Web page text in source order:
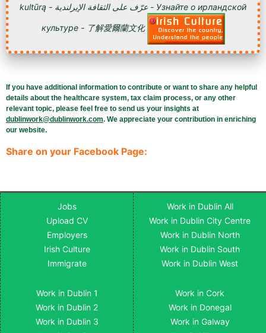
kultūrą - عرّف على الثقافة الإيرلندية - Узнайте о ирландской
культуре - 了解愛爾蘭文化
If you have additional information to contribute or want to share any helpful
details about the healthcare system, tax claim process, or any other
relevant topic, please feel free to send us your insights at
dublinwork@dublinwork.com. We appreciate your contribution in enriching
our website.
Share on your Facebook Page:
Jobs
Upload CV
Employers
Irish Culture
Immigrate
Work in Dublin All
Work in Dublin City Centre
Work in Dublin North
Work in Dublin South
Work in Dublin West
Work in Dublin 1
Work in Dublin 2
Work in Dublin 3
Work in Cork
Work in Donegal
Work in Galway